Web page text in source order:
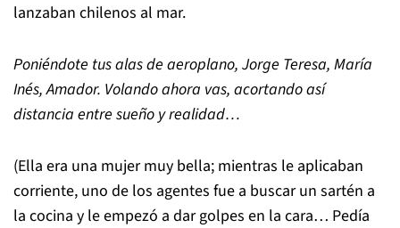
lanzaban chilenos al mar.
Poniéndote tus alas de aeroplano, Jorge Teresa, María
Inés, Amador. Volando ahora vas, acortando así
distancia entre sueño y realidad…
(Ella era una mujer muy bella; mientras le aplicaban
corriente, uno de los agentes fue a buscar un sartén a
la cocina y le empezó a dar golpes en la cara… Pedía